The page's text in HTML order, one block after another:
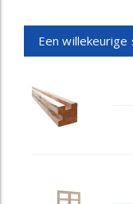
Een willekeurige